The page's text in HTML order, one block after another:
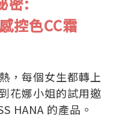
控色CC霜
，每個女生都轉上
花娜小姐的試用邀
HANA 的產品。